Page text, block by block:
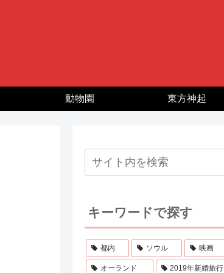
動物園 東方神起
キーワードで探す
都内 ソウル 映画
オーランド 2019年新婚旅行